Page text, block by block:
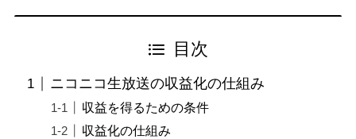
目次
ニコニコ生放送の収益化の仕組み
収益を得るための条件
収益化の仕組み